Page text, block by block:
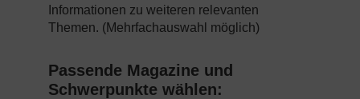
Informationen zu weiteren relevanten
Themen. (Mehrfachauswahl möglich)
Passende Magazine und
Schwerpunkte wählen: